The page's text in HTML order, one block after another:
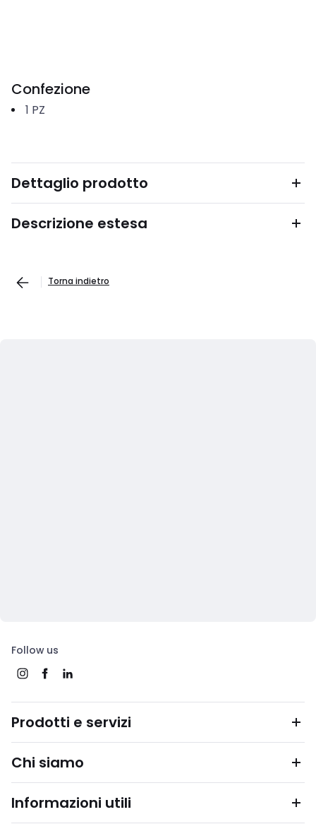
Confezione
1 PZ
Dettaglio prodotto
Descrizione estesa
Torna indietro
Follow us
Prodotti e servizi
Chi siamo
Informazioni utili